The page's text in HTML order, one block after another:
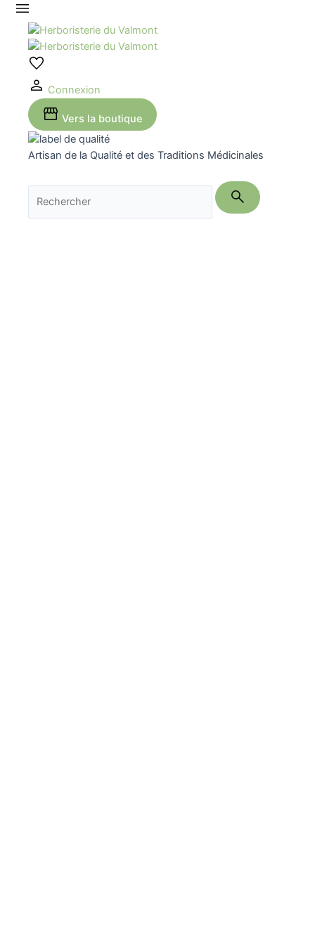
Aller
contenu
Connexion
Vers la boutique
Artisan de la Qualité et des Traditions Médicinales